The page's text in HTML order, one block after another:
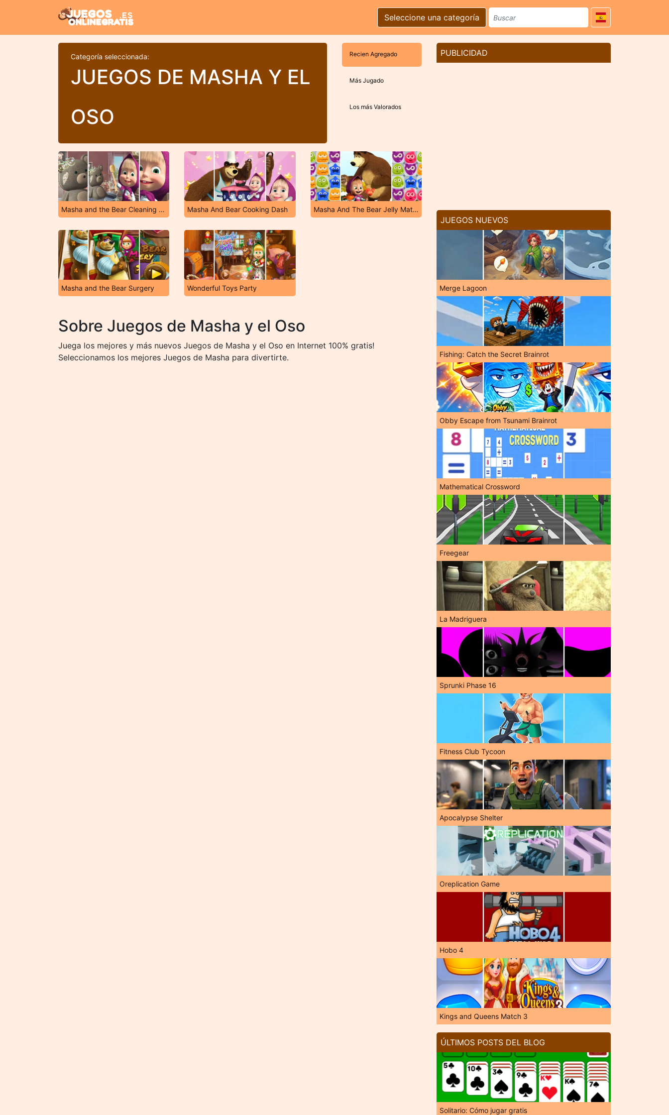
Seleccione una categoría
Categoría seleccionada:
JUEGOS DE MASHA Y EL
OSO
Recien Agregado
Más Jugado
Los más Valorados
Masha and the Bear Cleaning Game Masha And Bear Cooking Dash Masha And The Bear Jelly Match
Masha and the Bear Surgery Wonderful Toys Party
Sobre Juegos de Masha y el Oso
Juega los mejores y más nuevos Juegos de Masha y el Oso en Internet 100% gratis!
Seleccionamos los mejores Juegos de Masha para divertirte.
PUBLICIDAD
JUEGOS NUEVOS
Merge Lagoon
Fishing: Catch the Secret Brainrot
Obby Escape from Tsunami Brainrot
Mathematical Crossword
Freegear
La Madriguera
Sprunki Phase 16
Fitness Club Tycoon
Apocalypse Shelter
Oreplication Game
Hobo 4
Kings and Queens Match 3
ÚLTIMOS POSTS DEL BLOG
Solitario: Cómo jugar gratis